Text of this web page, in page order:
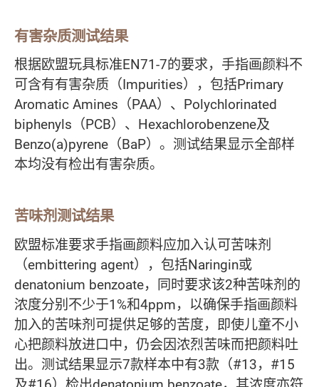
有害杂质测试结果
根据欧盟玩具标准EN71-7的要求，手指画颜料不
可含有有害杂质（Impurities），包括Primary
Aromatic Amines（PAA）、Polychlorinated
biphenyls（PCB）、Hexachlorobenzene及
Benzo(a)pyrene（BaP）。测试结果显示全部样
本均没有检出有害杂质。
苦味剂测试结果
欧盟标准要求手指画颜料应加入认可苦味剂
（embittering agent），包括Naringin或
denatonium benzoate，同时要求该2种苦味剂的
浓度分别不少于1%和4ppm，以确保手指画颜料
加入的苦味剂可提供足够的苦度，即使儿童不小
心把颜料放进口中，仍会因浓烈苦味而把颜料吐
出。测试结果显示7款样本中有3款（#13，#15